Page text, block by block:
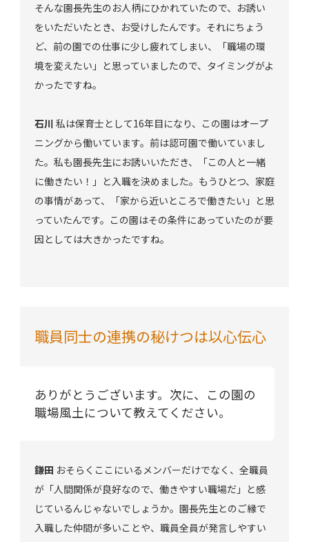
そんな園長先生のお人柄にひかれていたので、お誘い
をいただいたとき、お受けしたんです。それにちょう
ど、前の園での仕事に少し疲れてしまい、「職場の環
境を変えたい」と思っていましたので、タイミングがよ
かったですね。
石川 私は保育士として16年目になり、この園はオープ
ニングから働いています。前は認可園で働いていまし
た。私も園長先生にお誘いいただき、「この人と一緒
に働きたい！」と入職を決めました。もうひとつ、家庭
の事情があって、「家から近いところで働きたい」と思
っていたんです。この園はその条件にあっていたのが要
因としては大きかったですね。
職員同士の連携の秘けつは以心伝心
ありがとうございます。次に、この園の
職場風土について教えてください。
鎌田 おそらくここにいるメンバーだけでなく、全職員
が「人間関係が良好なので、働きやすい職場だ」と感
じているんじゃないでしょうか。園長先生とのご縁で
入職した仲間が多いことや、職員全員が発言しやすい